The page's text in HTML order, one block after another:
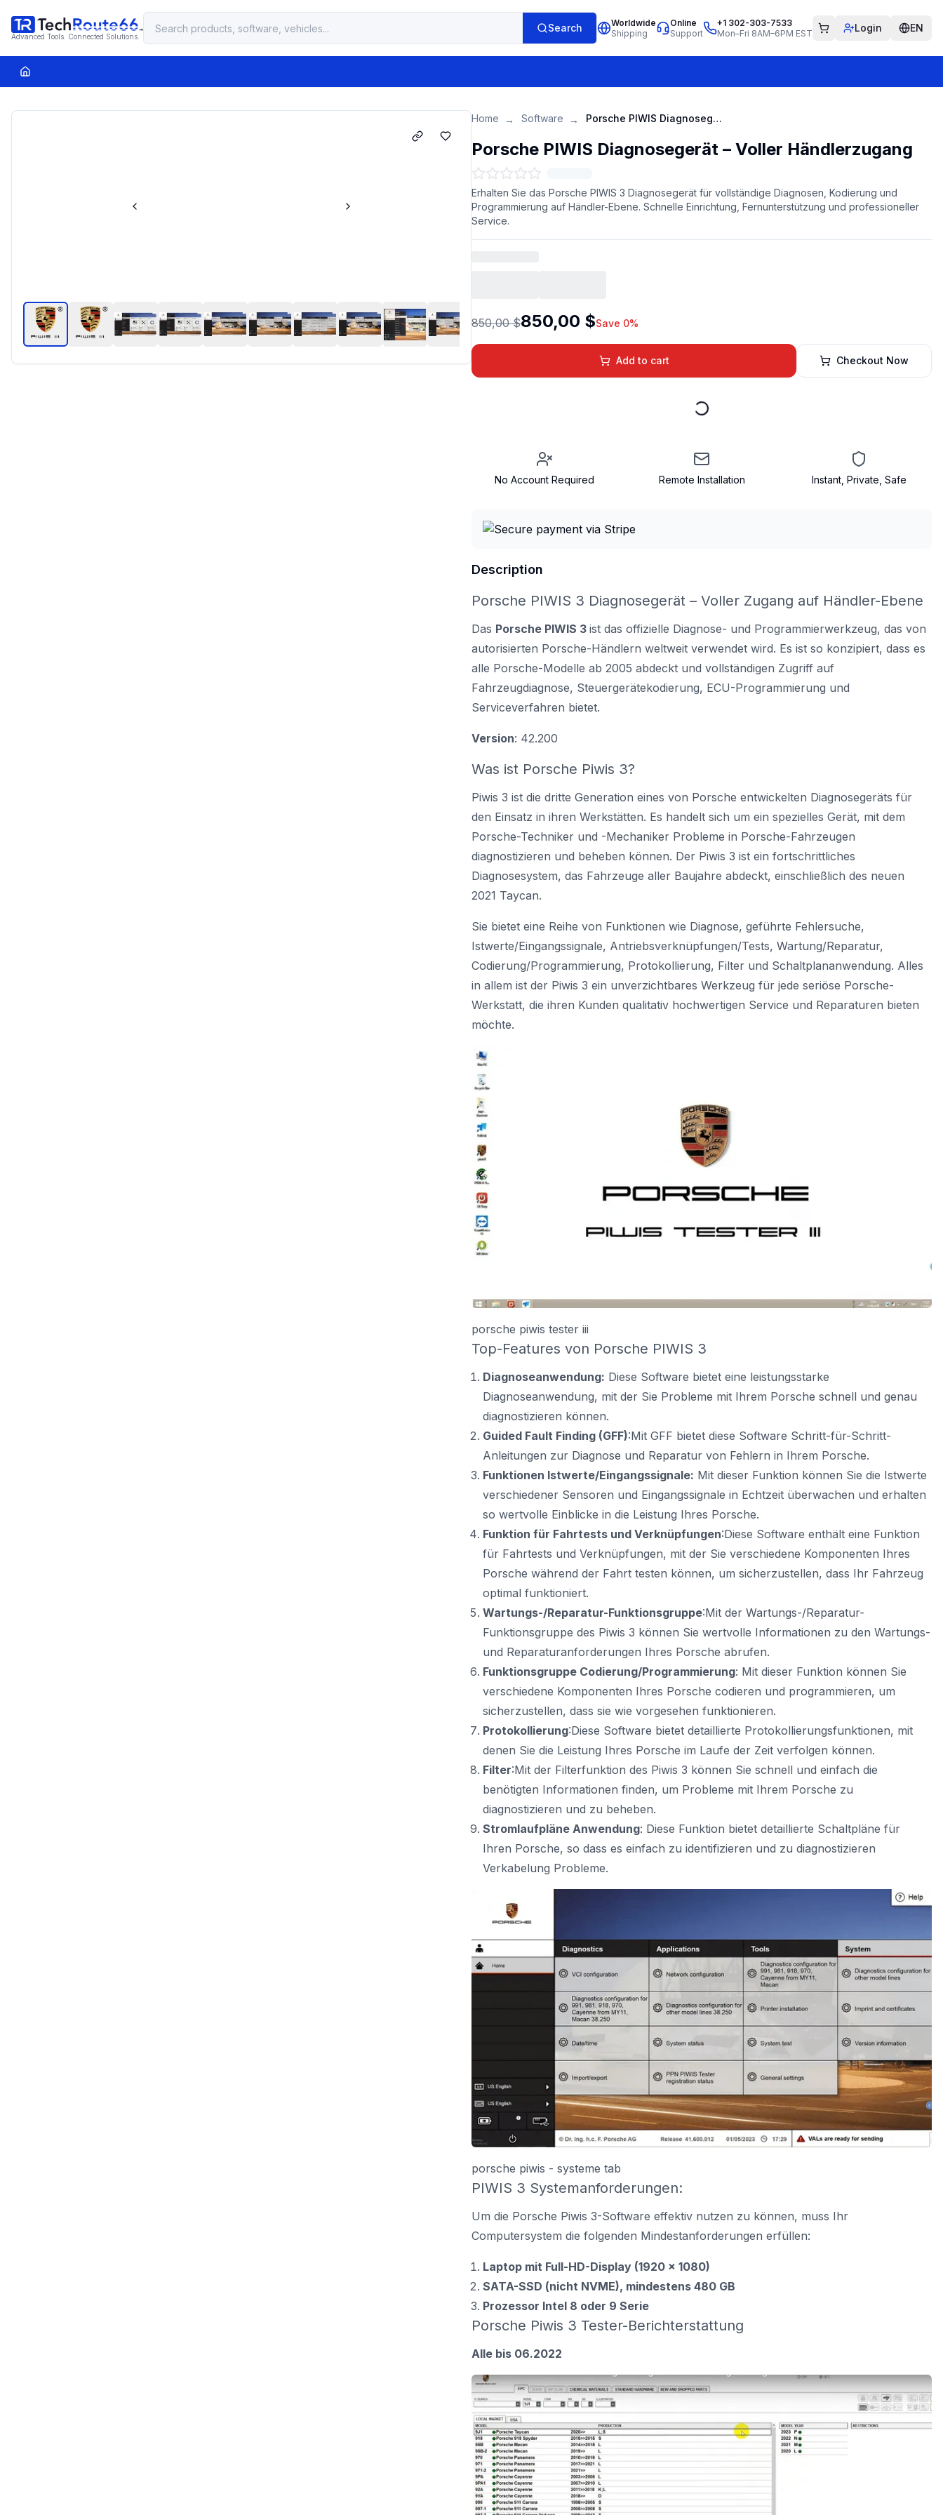
Advanced Tools. Connected Solutions.
Search
Worldwide
Shipping
Online
Support
+1 302-303-7533
Mon–Fri 8AM–6PM EST
Login EN
Home → Software → Porsche PIWIS Diagnosegerät – Voller Händlerzugang
Porsche PIWIS Diagnosegerät – Voller Händlerzugang
Erhalten Sie das Porsche PIWIS 3 Diagnosegerät für vollständige Diagnosen, Kodierung und
Programmierung auf Händler-Ebene. Schnelle Einrichtung, Fernunterstützung und professioneller
Service.
850,00 $850,00 $Save 0%
Add to cart Checkout Now
No Account Required Remote Installation Instant, Private, Safe
Description
Porsche PIWIS 3 Diagnosegerät – Voller Zugang auf Händler-Ebene
Das Porsche PIWIS 3 ist das offizielle Diagnose- und Programmierwerkzeug, das von
autorisierten Porsche-Händlern weltweit verwendet wird. Es ist so konzipiert, dass es
alle Porsche-Modelle ab 2005 abdeckt und vollständigen Zugriff auf
Fahrzeugdiagnose, Steuergerätekodierung, ECU-Programmierung und
Serviceverfahren bietet.
Version: 42.200
Was ist Porsche Piwis 3?
Piwis 3 ist die dritte Generation eines von Porsche entwickelten Diagnosegeräts für
den Einsatz in ihren Werkstätten. Es handelt sich um ein spezielles Gerät, mit dem
Porsche-Techniker und -Mechaniker Probleme in Porsche-Fahrzeugen
diagnostizieren und beheben können. Der Piwis 3 ist ein fortschrittliches
Diagnosesystem, das Fahrzeuge aller Baujahre abdeckt, einschließlich des neuen
2021 Taycan.
Sie bietet eine Reihe von Funktionen wie Diagnose, geführte Fehlersuche,
Istwerte/Eingangssignale, Antriebsverknüpfungen/Tests, Wartung/Reparatur,
Codierung/Programmierung, Protokollierung, Filter und Schaltplananwendung. Alles
in allem ist der Piwis 3 ein unverzichtbares Werkzeug für jede seriöse Porsche-
Werkstatt, die ihren Kunden qualitativ hochwertigen Service und Reparaturen bieten
möchte.
porsche piwis tester iii
Top-Features von Porsche PIWIS 3
Diagnoseanwendung: Diese Software bietet eine leistungsstarke
Diagnoseanwendung, mit der Sie Probleme mit Ihrem Porsche schnell und genau
diagnostizieren können.
Guided Fault Finding (GFF):Mit GFF bietet diese Software Schritt-für-Schritt-
Anleitungen zur Diagnose und Reparatur von Fehlern in Ihrem Porsche.
Funktionen Istwerte/Eingangssignale: Mit dieser Funktion können Sie die Istwerte
verschiedener Sensoren und Eingangssignale in Echtzeit überwachen und erhalten
so wertvolle Einblicke in die Leistung Ihres Porsche.
Funktion für Fahrtests und Verknüpfungen:Diese Software enthält eine Funktion
für Fahrtests und Verknüpfungen, mit der Sie verschiedene Komponenten Ihres
Porsche während der Fahrt testen können, um sicherzustellen, dass Ihr Fahrzeug
optimal funktioniert.
Wartungs-/Reparatur-Funktionsgruppe:Mit der Wartungs-/Reparatur-
Funktionsgruppe des Piwis 3 können Sie wertvolle Informationen zu den Wartungs-
und Reparaturanforderungen Ihres Porsche abrufen.
Funktionsgruppe Codierung/Programmierung: Mit dieser Funktion können Sie
verschiedene Komponenten Ihres Porsche codieren und programmieren, um
sicherzustellen, dass sie wie vorgesehen funktionieren.
Protokollierung:Diese Software bietet detaillierte Protokollierungsfunktionen, mit
denen Sie die Leistung Ihres Porsche im Laufe der Zeit verfolgen können.
Filter:Mit der Filterfunktion des Piwis 3 können Sie schnell und einfach die
benötigten Informationen finden, um Probleme mit Ihrem Porsche zu
diagnostizieren und zu beheben.
Stromlaufpläne Anwendung: Diese Funktion bietet detaillierte Schaltpläne für
Ihren Porsche, so dass es einfach zu identifizieren und zu diagnostizieren
Verkabelung Probleme.
porsche piwis - systeme tab
PIWIS 3 Systemanforderungen:
Um die Porsche Piwis 3-Software effektiv nutzen zu können, muss Ihr
Computersystem die folgenden Mindestanforderungen erfüllen:
Laptop mit Full-HD-Display (1920 x 1080)
SATA-SSD (nicht NVME), mindestens 480 GB
Prozessor Intel 8 oder 9 Serie
Porsche Piwis 3 Tester-Berichterstattung
Alle bis 06.2022